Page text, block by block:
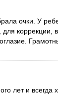
очки. У
коррекции,
лет и всегда